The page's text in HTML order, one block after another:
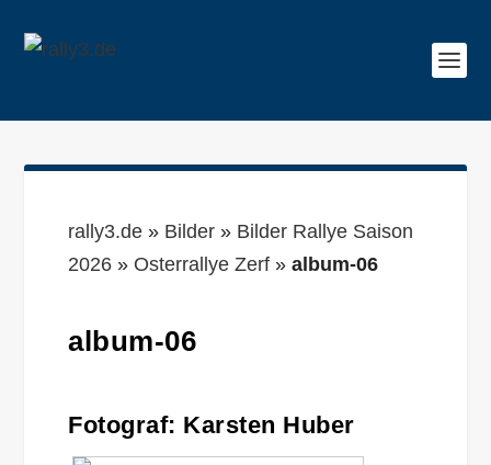
rally3.de » Bilder » Bilder Rallye Saison
2026 » Osterrallye Zerf »album-06
album-06
Fotograf: Karsten Huber